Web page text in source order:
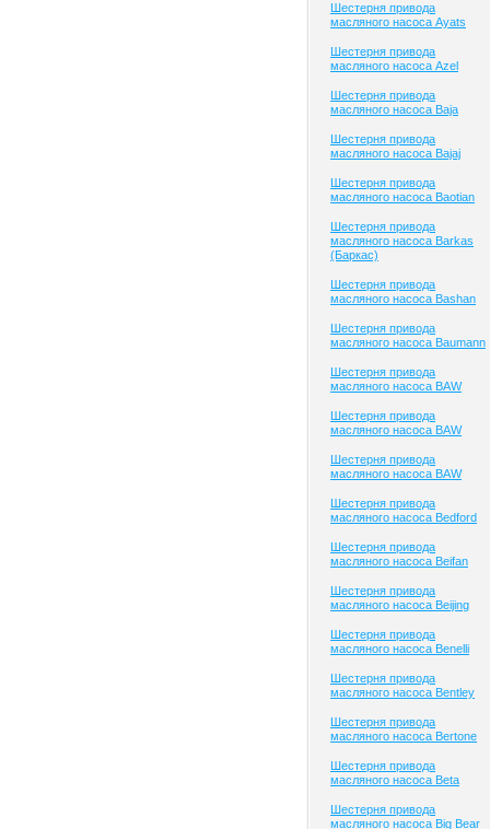
Шестерня привода
масляного насоса Ayats
Шестерня привода
масляного насоса Azel
Шестерня привода
масляного насоса Baja
Шестерня привода
масляного насоса Bajaj
Шестерня привода
масляного насоса Baotian
Шестерня привода
масляного насоса Barkas
(Баркас)
Шестерня привода
масляного насоса Bashan
Шестерня привода
масляного насоса Baumann
Шестерня привода
масляного насоса BAW
Шестерня привода
масляного насоса BAW
Шестерня привода
масляного насоса BAW
Шестерня привода
масляного насоса Bedford
Шестерня привода
масляного насоса Beifan
Шестерня привода
масляного насоса Beijing
Шестерня привода
масляного насоса Benelli
Шестерня привода
масляного насоса Bentley
Шестерня привода
масляного насоса Bertone
Шестерня привода
масляного насоса Beta
Шестерня привода
масляного насоса Big Bear